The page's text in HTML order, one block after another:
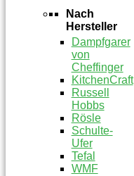
Nach
Hersteller
Dampfgarer
von
Cheffinger
KitchenCraft
Russell
Hobbs
Rösle
Schulte-
Ufer
Tefal
WMF